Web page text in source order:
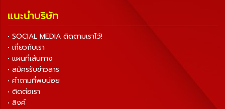
แนะนำบริษัท
• SOCIAL MEDIA ติดตามเราไว้!
• เกี่ยวกับเรา
• แผนที่เส้นทาง
• สมัครรับข่าวสาร
• คำถามที่พบบ่อย
• ติดต่อเรา
• ลิงค์